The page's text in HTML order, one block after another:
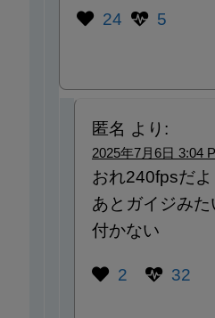
24 5
匿名 より:
2025年7月6日 3:04
おれ240fpsだよ
あとガイジみ
付かない
2 32